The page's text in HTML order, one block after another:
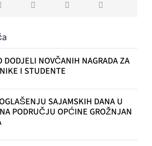
NOVČANIH NAGRADA ZA
I STUDENTE
SAJAMSKIH DANA U
PODRUČJU OPĆINE GROŽNJAN